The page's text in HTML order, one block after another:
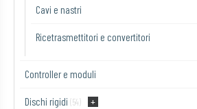
Cavi e nastri
Ricetrasmettitori e convertitori
Controller e moduli
Dischi rigidi (54)